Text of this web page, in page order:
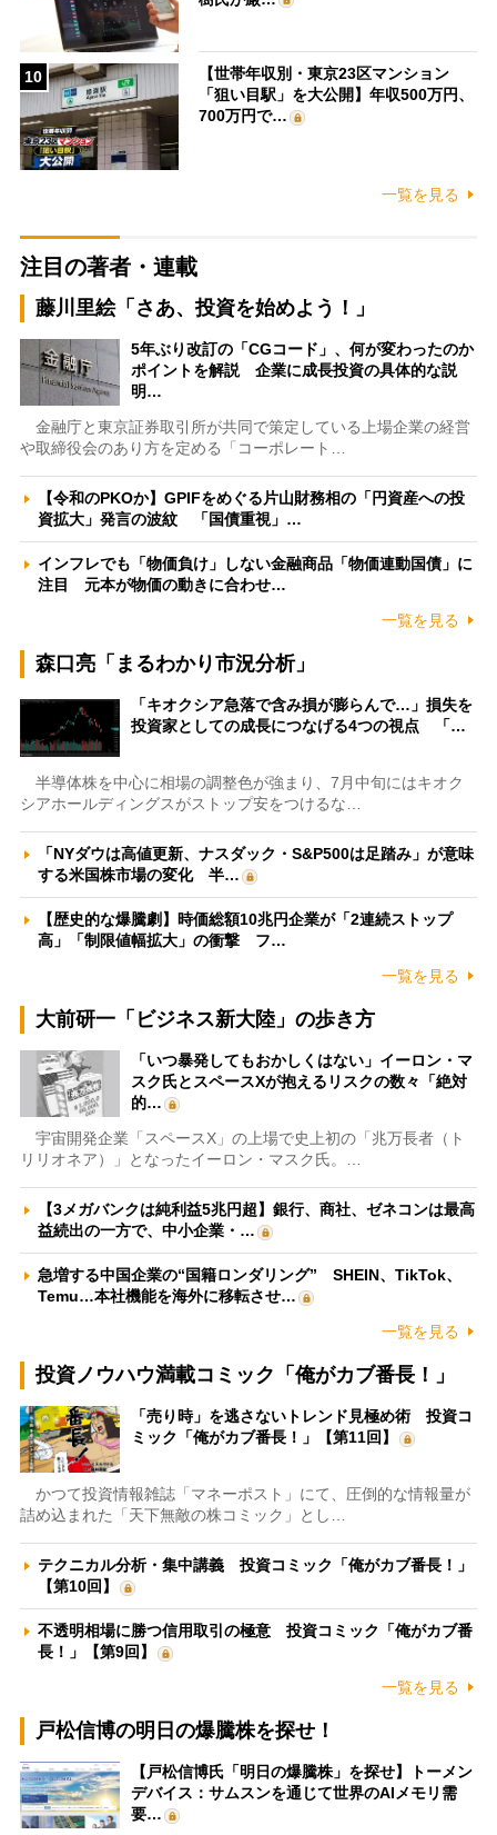
10
【世帯年収別・東京23区マンション
「狙い目駅」を大公開】年収500万円、
700万円で…
一覧を見る
注目の著者・連載
藤川里絵「さあ、投資を始めよう！」
5年ぶり改訂の「CGコード」、何が変わったのか
ポイントを解説 企業に成長投資の具体的な説
明…
金融庁と東京証券取引所が共同で策定している上場企業の経営
や取締役会のあり方を定める「コーポレート…
【令和のPKOか】GPIFをめぐる片山財務相の「円資産への投
資拡大」発言の波紋 「国債重視」…
インフレでも「物価負け」しない金融商品「物価連動国債」に
注目 元本が物価の動きに合わせ…
一覧を見る
森口亮「まるわかり市況分析」
「キオクシア急落で含み損が膨らんで…」損失を
投資家としての成長につなげる4つの視点 「…
半導体株を中心に相場の調整色が強まり、7月中旬にはキオク
シアホールディングスがストップ安をつけるな…
「NYダウは高値更新、ナスダック・S&P500は足踏み」が意味
する米国株市場の変化 半…
【歴史的な爆騰劇】時価総額10兆円企業が「2連続ストップ
高」「制限値幅拡大」の衝撃 フ…
一覧を見る
大前研一「ビジネス新大陸」の歩き方
「いつ暴発してもおかしくはない」イーロン・マ
スク氏とスペースXが抱えるリスクの数々「絶対
的…
宇宙開発企業「スペースX」の上場で史上初の「兆万長者（ト
リリオネア）」となったイーロン・マスク氏。…
【3メガバンクは純利益5兆円超】銀行、商社、ゼネコンは最高
益続出の一方で、中小企業・…
急増する中国企業の“国籍ロンダリング” SHEIN、TikTok、
Temu…本社機能を海外に移転させ…
一覧を見る
投資ノウハウ満載コミック「俺がカブ番長！」
「売り時」を逃さないトレンド見極め術 投資コ
ミック「俺がカブ番長！」【第11回】
かつて投資情報雑誌「マネーポスト」にて、圧倒的な情報量が
詰め込まれた「天下無敵の株コミック」とし…
テクニカル分析・集中講義 投資コミック「俺がカブ番長！」
【第10回】
不透明相場に勝つ信用取引の極意 投資コミック「俺がカブ番
長！」【第9回】
一覧を見る
戸松信博の明日の爆騰株を探せ！
【戸松信博氏「明日の爆騰株」を探せ】トーメン
デバイス：サムスンを通じて世界のAIメモリ需
要…